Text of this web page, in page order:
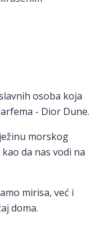
osoba koja
- Dior Dune.
morskog
da nas vodi na
mirisa, već i
doma.